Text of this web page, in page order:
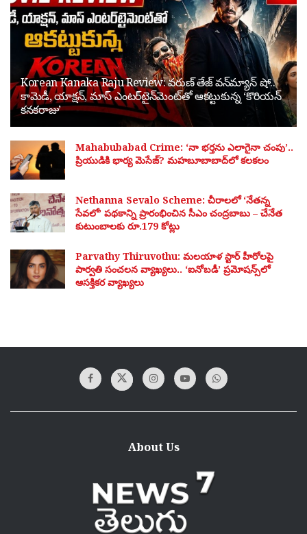
Korean Kanaka Raju Review: వరుణ్ తేజ్ వన్‌మ్యాన్ షో..
కామెడీ, యాక్షన్, మాస్ ఎంటర్‌టైన్‌మెంట్‌తో ఆకట్టుకున్న ‘కొరియన్
కనకరాజు’
Mahabubabad Crime: ‘నా భర్తను ఎలాగైనా చంపు’..
ప్రియుడికి భార్య మెసేజ్? మహబూబాబాద్‌లో కలకలం
Nethanna Sevalo Scheme: చీరాలలో ‘నేతన్న
సేవలో’ పథకాన్ని ప్రారంభించిన సీఎం చంద్రబాబు – చేనేత
కుటుంబాలకు రూ.179 కోట్లు
Parvathy Thiruvothu: మలయాళ స్టార్ హీరోలపై
పార్వతి సంచలన వ్యాఖ్యలు.. ‘ఐనోబడీ’ ప్రమోషన్స్‌లో
ఆసక్తికర వ్యాఖ్యలు
About Us